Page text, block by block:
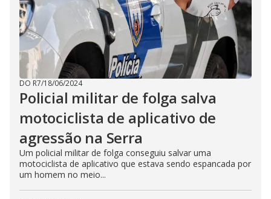
DO R7/18/06/2024
Policial militar de folga salva
motociclista de aplicativo de
agressão na Serra
Um policial militar de folga conseguiu salvar uma
motociclista de aplicativo que estava sendo espancada por
um homem no meio...